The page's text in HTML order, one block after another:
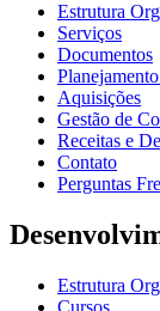
Estrutura
Serviços
Documentos
Aquisições
Gestão de
Receitas e
Contato
Perguntas
Estrutura
Cursos